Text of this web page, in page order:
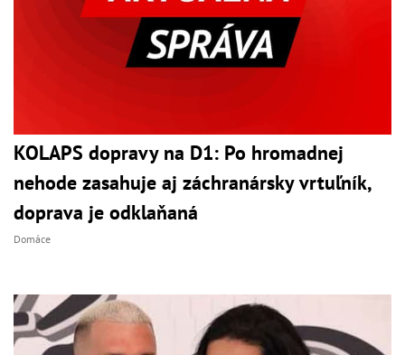
KOLAPS dopravy na D1: Po hromadnej
nehode zasahuje aj záchranársky vrtuľník,
doprava je odklaňaná
Domáce